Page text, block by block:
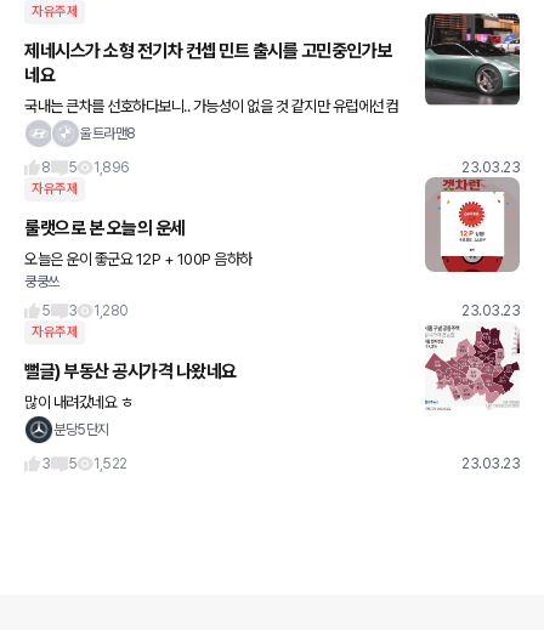
자유주제
제네시스가 소형 전기차 컨셉 민트 출시를 고민중인가보
네요
국내는 큰차를 선호하다보니.. 가능성이 없을 것 같지만 유럽에선 컴
팩트한 느낌의 해당 컨셉이 먹힐것으로 보나보네요 이쁘긴합니당ㅎ울트라맨8
8
5 1,896 23.03.23
자유주제
룰랫으로 본 오늘의 운세
오늘은 운이 좋군요 12P + 100P 음하하
쿵쿵쓰
5
3 1,280 23.03.23
자유주제
뻘글) 부동산 공시가격 나왔네요
많이 내려갔네요 ㅎ
분당5단지
3
5 1,522 23.03.23